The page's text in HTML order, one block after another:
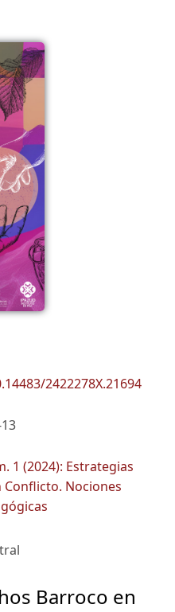
2422278X.21694
1 (2024): Estrategias
Nociones
Barroco en